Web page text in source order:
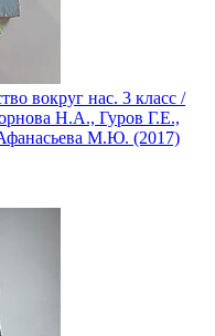
вокруг нас. 3 класс /
Н.А., Гуров Г.Е.,
М.Ю. (2017)